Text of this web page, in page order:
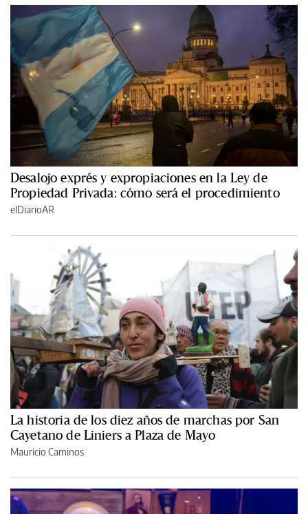
Desalojo exprés y expropiaciones en la Ley de
Propiedad Privada: cómo será el procedimiento
elDiarioAR
La historia de los diez años de marchas por San
Cayetano de Liniers a Plaza de Mayo
Mauricio Caminos